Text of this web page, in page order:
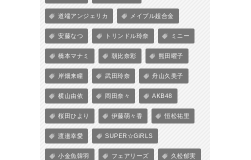
道端アンジェリカ メイプル超合金
安藤なつ トリンドル玲奈 ミニー
橋本マナミ 朝比奈彩 熊田曜子
岸畑来瞳 武田玲奈 舟山久美子
横山由依 岡田奈々 AKB48
桜田ひより 伊藤萌々香 恒松祐里
渡邉幸愛 SUPER☆GiRLS
小金魚韓羽 フェアリーズ 久松郁実